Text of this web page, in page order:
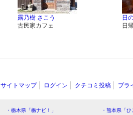
露乃樹 さこう
古民家カフェ
日
日
サイトマップ ログイン クチコミ投稿 プラ
・栃木県「栃ナビ！」
・熊本県「